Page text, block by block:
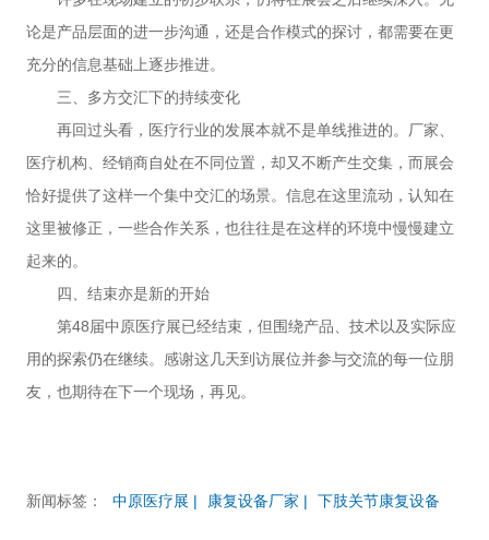
论是产品层面的进一步沟通，还是合作模式的探讨，都需要在更
充分的信息基础上逐步推进。
三、多方交汇下的持续变化
再回过头看，医疗行业的发展本就不是单线推进的。厂家
医疗机构、经销商自处在不同位置，却又不断产生交集，而展会
恰好提供了这样一个集中交汇的场景。信息在这里流动，认知在
这里被修正，一些合作关系，也往往是在这样的环境中慢慢建立
起来的。
四、结束亦是新的开始
第48届中原医疗展已经结束，但围绕产品、技术以及实际应
用的探索仍在继续。感谢这几天到访展位并参与交流的每一位朋
友，也期待在下一个现场，再见。
新闻标签： 中原医疗展 | 康复设备厂家 | 下肢关节康复设备